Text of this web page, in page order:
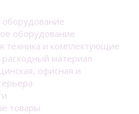
оборудование
техника и комплектующие
материал
офисная и
товары